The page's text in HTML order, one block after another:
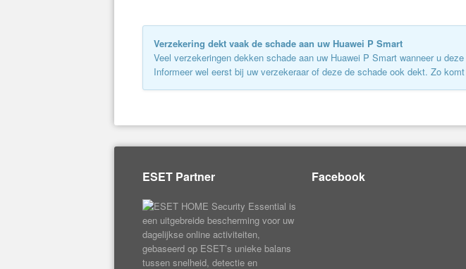
Verzekering dekt vaak de schade aan uw Huawei P Smart
Veel verzekeringen dekken schade aan uw Huawei P Smart wanneer u
Informeer wel eerst bij uw verzekeraar of deze de schade ook dekt. Zo
ESET Partner Facebook